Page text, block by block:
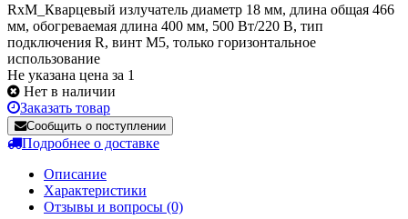
RxM_Кварцевый излучатель диаметр 18 мм, длина общая 466
мм, обогреваемая длина 400 мм, 500 Вт/220 В, тип
подключения R, винт М5, только горизонтальное
использование
Не указана цена за 1
Нет в наличии
Заказать товар
Сообщить о поступлении
Подробнее о доставке
Описание
Характеристики
Отзывы и вопросы (0)